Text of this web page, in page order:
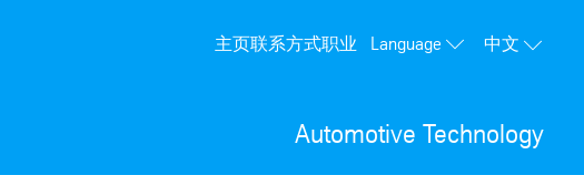
Automotive Technology
主页联系方式职业
Language
中文